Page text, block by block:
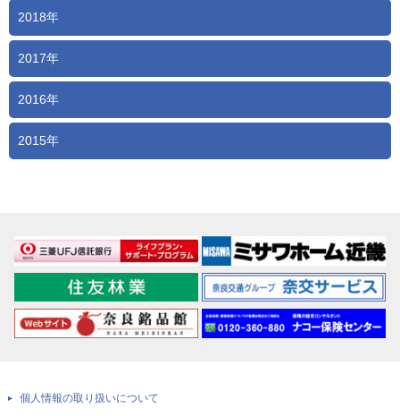
2018年
2017年
2016年
2015年
個人情報の取り扱いについて